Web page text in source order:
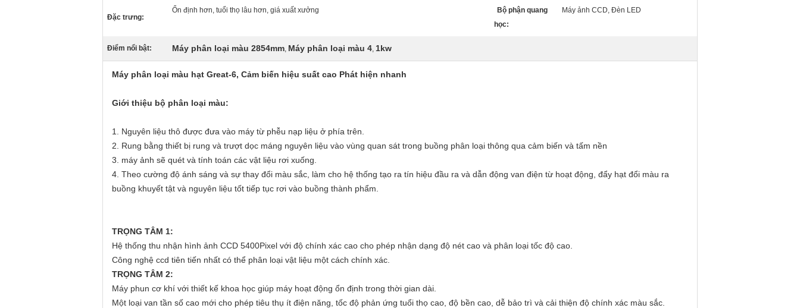
Đặc trưng:
Ổn định hơn, tuổi thọ lâu hơn, giá xuất xưởng
Bộ phận quang
học:
Máy ảnh CCD, Đèn LED
Điểm nổi bật: Máy phân loại màu 2854mm, Máy phân loại màu 4, 1kw
Máy phân loại màu hạt Great-6, Cảm biến hiệu suất cao Phát hiện nhanh
Giới thiệu bộ phân loại màu:
1. Nguyên liệu thô được đưa vào máy từ phễu nạp liệu ở phía trên.
2. Rung bằng thiết bị rung và trượt dọc máng nguyên liệu vào vùng quan sát trong buồng phân loại thông qua cảm biến và tấm nền
3. máy ảnh sẽ quét và tính toán các vật liệu rơi xuống.
4. Theo cường độ ánh sáng và sự thay đổi màu sắc, làm cho hệ thống tạo ra tín hiệu đầu ra và dẫn động van điện từ hoạt động, đẩy hạt đổi màu ra
buồng khuyết tật và nguyên liệu tốt tiếp tục rơi vào buồng thành phẩm.
TRỌNG TÂM 1:
Hệ thống thu nhận hình ảnh CCD 5400Pixel với độ chính xác cao cho phép nhận dạng độ nét cao và phân loại tốc độ cao.
Công nghệ ccd tiên tiến nhất có thể phân loại vật liệu một cách chính xác.
TRỌNG TÂM 2:
Máy phun cơ khí với thiết kế khoa học giúp máy hoạt động ổn định trong thời gian dài.
Một loại van tần số cao mới cho phép tiêu thụ ít điện năng, tốc độ phản ứng tuổi thọ cao, độ bền cao, dễ bảo trì và cải thiện độ chính xác màu sắc.